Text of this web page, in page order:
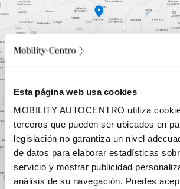
Esta página web usa cookies
MOBILITY AUTOCENTRO utiliza
terceros que pueden ser ubicados en
legislación no garantiza un nivel
de datos para elaborar estadísticas
servicio y mostrar publicidad
análisis de su navegación. Puedes